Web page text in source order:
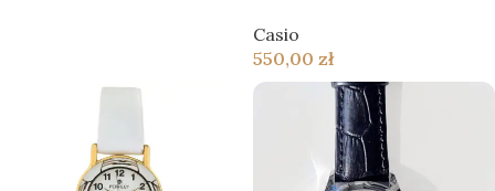
Casio
550,00 zł